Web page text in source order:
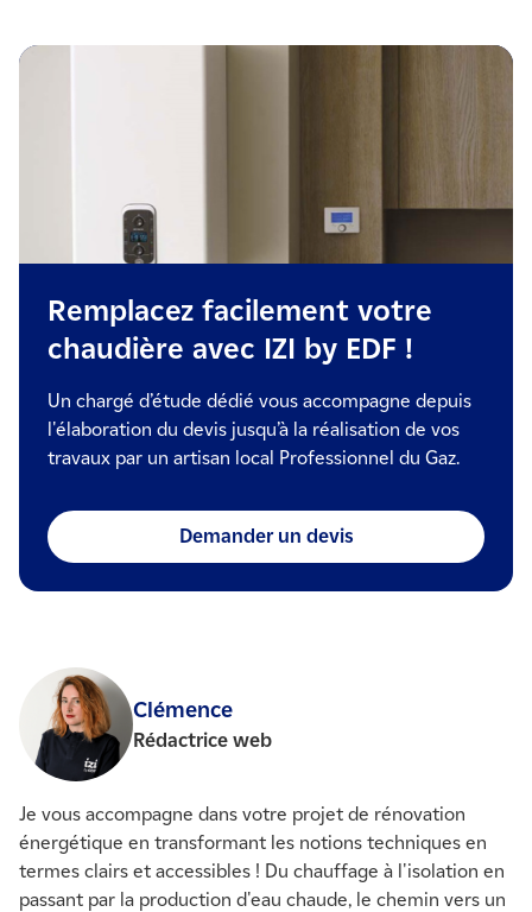
Remplacez facilement votre
chaudière avec IZI by EDF !
Un chargé d’étude dédié vous accompagne depuis
l'élaboration du devis jusqu’à la réalisation de vos
travaux par un artisan local Professionnel du Gaz.
Demander un devis
Clémence
Rédactrice web
Je vous accompagne dans votre projet de rénovation
énergétique en transformant les notions techniques en
termes clairs et accessibles ! Du chauffage à l'isolation en
passant par la production d'eau chaude, le chemin vers un